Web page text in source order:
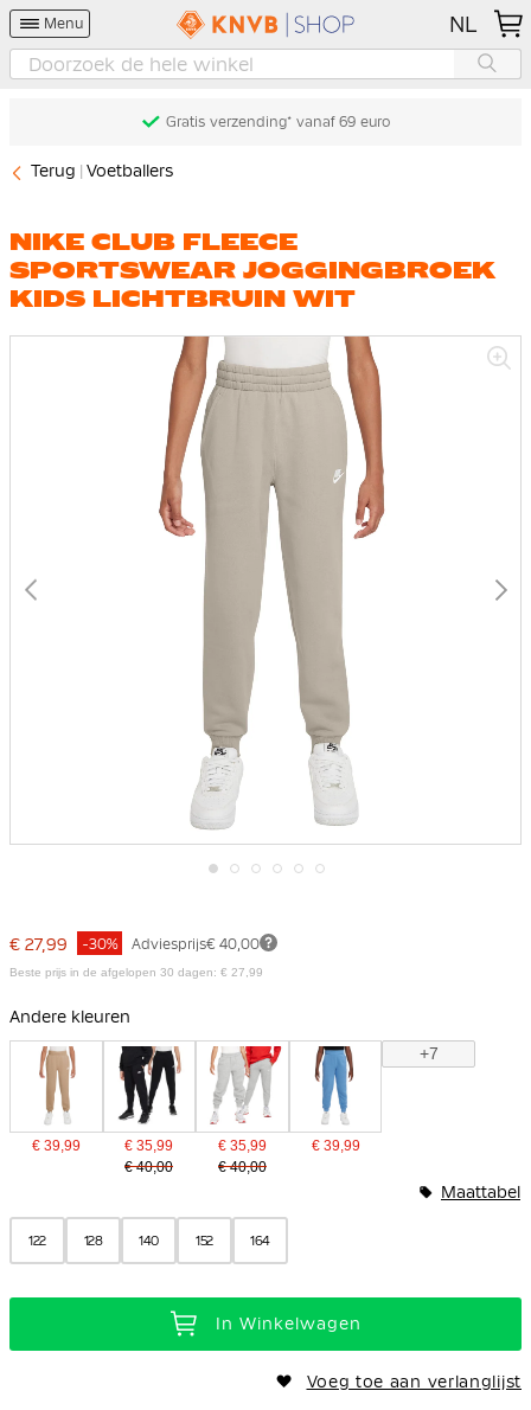
Menu NL
Gratis verzending* vanaf 69 euro
Terug Voetballers
NIKE CLUB FLEECE
SPORTSWEAR JOGGINGBROEK
KIDS LICHTBRUIN WIT
begin
van
gallerij
€ 27,99 Adviesprijs€ 40,00
-30%
Beste prijs in de afgelopen 30 dagen: € 27,99
Andere kleuren
€ 39,99
€ 35,99
€ 40,00
€ 35,99
€ 40,00
€ 39,99
+7
122 128 140 152 164
Maattabel
In Winkelwagen
Voeg toe aan verlanglijst